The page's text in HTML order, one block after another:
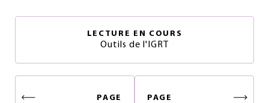
LECTURE EN COURS
Outils de l'IGRT
PAGE
PAGE